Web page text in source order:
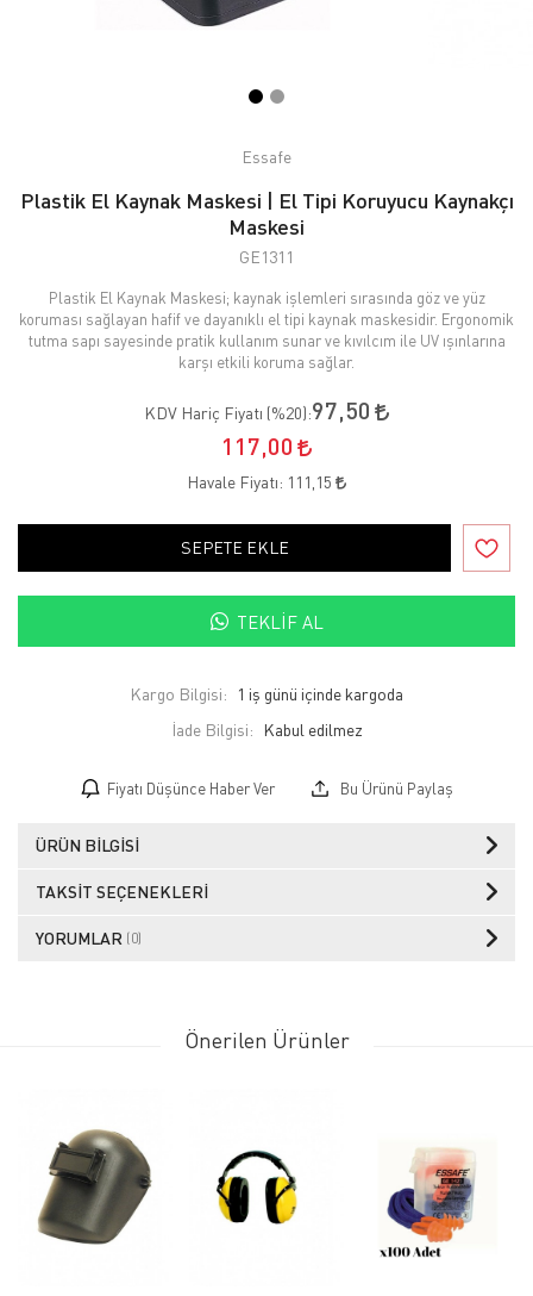
Essafe
Plastik El Kaynak Maskesi | El Tipi Koruyucu Kaynakçı
Maskesi
GE1311
Plastik El Kaynak Maskesi; kaynak işlemleri sırasında göz ve yüz
koruması sağlayan hafif ve dayanıklı el tipi kaynak maskesidir. Ergonomik
tutma sapı sayesinde pratik kullanım sunar ve kıvılcım ile UV ışınlarına
karşı etkili koruma sağlar.
KDV Hariç Fiyatı (%20):97,50
117,00
Havale Fiyatı: 111,15
SEPETE EKLE
TEKLIF AL
Kargo Bilgisi:
1 iş günü içinde kargoda
İade Bilgisi:
Fiyatı Düşünce Haber Ver Bu Ürünü Paylaş
ÜRÜN BILGISI
TAKSIT SEÇENEKLERI
YORUMLAR (0)
Önerilen Ürünler